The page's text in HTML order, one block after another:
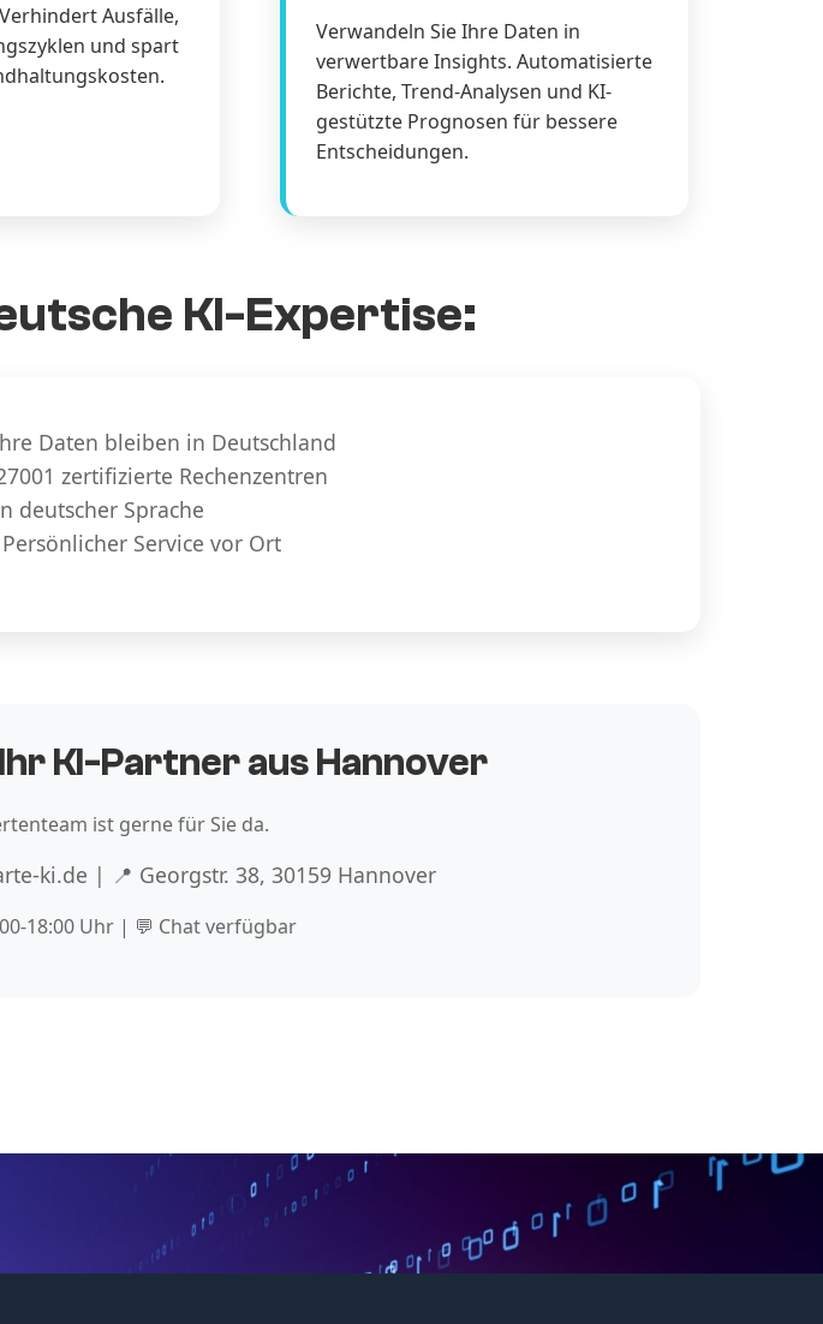
Ausfälle,
und spart
Verwandeln Sie Ihre Daten in
verwertbare Insights. Automatisierte
Berichte, Trend-Analysen und KI-
gestützte Prognosen für bessere
Entscheidungen.
KI-Expertise:
Daten bleiben in Deutschland
zertifizierte Rechenzentren
deutscher Sprache
Service vor Ort
KI-Partner aus Hannover
ist gerne für Sie da.
ki.de | 📍 Georgstr. 38, 30159 Hannover
18:00 Uhr | 💬 Chat verfügbar